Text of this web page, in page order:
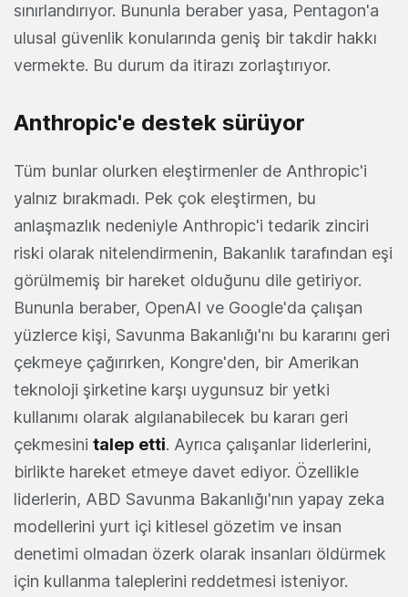
sınırlandırıyor. Bununla beraber yasa, Pentagon'a
ulusal güvenlik konularında geniş bir takdir hakkı
vermekte. Bu durum da itirazı zorlaştırıyor.
Anthropic'e destek sürüyor
Tüm bunlar olurken eleştirmenler de Anthropic'i
yalnız bırakmadı. Pek çok eleştirmen, bu
anlaşmazlık nedeniyle Anthropic'i tedarik zinciri
riski olarak nitelendirmenin, Bakanlık tarafından eşi
görülmemiş bir hareket olduğunu dile getiriyor.
Bununla beraber, OpenAI ve Google'da çalışan
yüzlerce kişi, Savunma Bakanlığı'nı bu kararını geri
çekmeye çağırırken, Kongre'den, bir Amerikan
teknoloji şirketine karşı uygunsuz bir yetki
kullanımı olarak algılanabilecek bu kararı geri
çekmesini talep etti. Ayrıca çalışanlar liderlerini,
birlikte hareket etmeye davet ediyor. Özellikle
liderlerin, ABD Savunma Bakanlığı'nın yapay zeka
modellerini yurt içi kitlesel gözetim ve insan
denetimi olmadan özerk olarak insanları öldürmek
için kullanma taleplerini reddetmesi isteniyor.